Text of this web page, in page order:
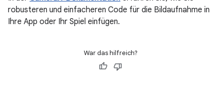
robusteren und einfacheren Code für die Bildaufnahme in
Ihre App oder Ihr Spiel einfügen.
War das hilfreich?